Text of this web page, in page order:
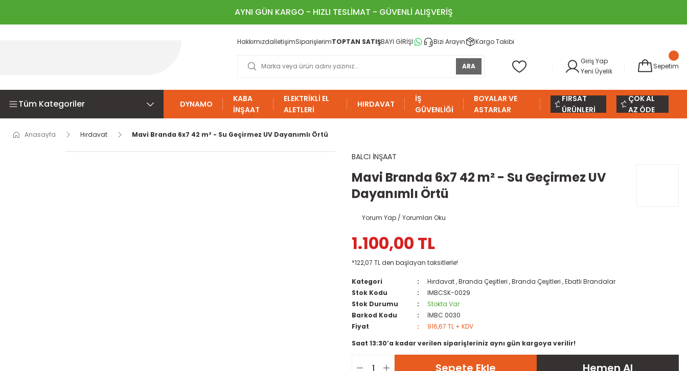
AYNI GÜN KARGO - HIZLI TESLİMAT - GÜVENLİ ALIŞVERİŞ
HakkımızdaİletişimSiparişlerimTOPTAN SATIŞBAYİ GİRİŞİ Bizi Arayın Kargo Takibi
ARA
Giriş Yap
Yeni Üyelik
Sepetim
Tüm Kategoriler DYNAMO
KABA
İNŞAAT
ELEKTRİKLİ EL
ALETLERİ
HIRDAVAT
İŞ
GÜVENLİĞİ
BOYALAR VE
ASTARLAR
FIRSAT
ÜRÜNLERİ
ÇOK AL
AZ ÖDE
Anasayfa Hırdavat Mavi Branda 6x7 42 m² - Su Geçirmez UV Dayanımlı Örtü
BALCI İNŞAAT
Mavi Branda 6x7 42 m² - Su Geçirmez UV
Dayanımlı Örtü
Yorum Yap / Yorumları Oku
1.100,00 TL
*122,07 TL den başlayan taksitlerle!
Kategori Hırdavat,Branda Çeşitleri ,Branda Çeşitleri ,Ebatlı Brandalar
Stok Kodu
IMBCSK-0029
Stok Durumu
Stokta Var
Barkod Kodu
İMBC.0030
Fiyat
916,67 TL + KDV
Saat 13:30’a kadar verilen siparişleriniz aynı gün kargoya verilir!
Sepete Ekle Hemen Al